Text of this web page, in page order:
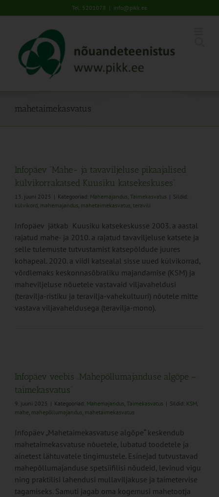
to
Tel: 5201078 | info@pikk.ee
mahetaimekasvatus
Infopäev “Mahe- ja tavaviljeluse pikaajalised
külvikorrakatsed Kuusiku katsekeskuses”
13. juuni 2025 | Kategooriad: Mahemajandus, Taimekasvatus | Sildid:
külvikord, mahemajandus, mahetaimekasvatus, teravili
Infopäev jätkab Kuusiku katsekeskusse 2003. a aastal
rajatud mahe- ja 2010. a rajatud tavaviljeluse katsete ja
selle tulemuste tutvustamist katsepõldude juures
kohapeal. 2020. a viidi katsealal sisse uued külvikorrad,
võrdlemaks keskonnasõbraliku majandamise (KSM) ja
maheviljeluse nõuetele vastavaid viljavaheldusi
(teravilja-ristiku ja teravilja-vahekultuuri) nõutele mitte
vastava viljavaheldusega (teravilja-mono).
Infopäev veebis „Mahepõllumajanduse algõpe –
taimekasvatus“
9. juuni 2025 | Kategooriad: Mahemajandus, Taimekasvatus | Sildid: KSM,
mahe, mahepõllumajandus, mahetaimekasvatus
Infopäev „Mahetaimekasvatuse algõpe“ keskendub
mahetaimekasvatuse nõuetele, lubatud toodetele ja
ainetest lähtuvatele tingimustele. Esinejad tutvustavad
mahepõllumajanduse spetsiifilisi nõudeid, levinud vigu
ning praktilisi lahendusi mullaviljakuse ja taimetervise
tagamiseks. Samuti jagab oma kogemusi mahetootja